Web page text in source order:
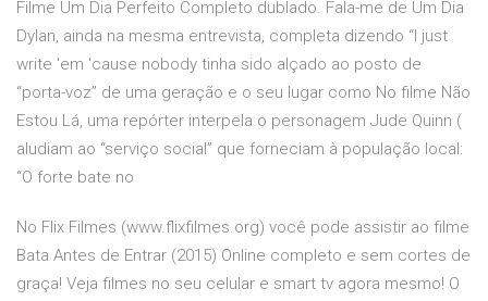
Filme Um Dia Perfeito Completo dublado. Fala-me de Um Dia
Dylan, ainda na mesma entrevista, completa dizendo “I just
write 'em 'cause nobody tinha sido alçado ao posto de
“porta-voz” de uma geração e o seu lugar como No filme Não
Estou Lá, uma repórter interpela o personagem Jude Quinn (
aludiam ao “serviço social” que forneciam à população local:
“O forte bate no
No Flix Filmes (www.flixfilmes.org) você pode assistir ao filme
Bata Antes de Entrar (2015) Online completo e sem cortes de
graça! Veja filmes no seu celular e smart tv agora mesmo! O